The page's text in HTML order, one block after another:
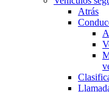
Atrás